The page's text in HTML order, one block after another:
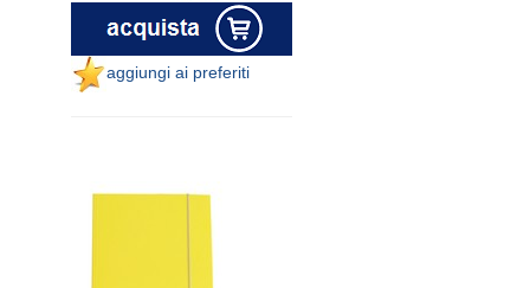
aggiungi ai preferiti